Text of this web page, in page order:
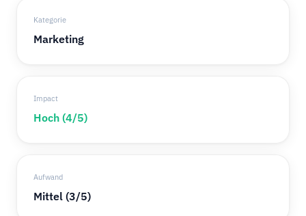
Kategorie
Marketing
Impact
Hoch (4/5)
Aufwand
Mittel (3/5)